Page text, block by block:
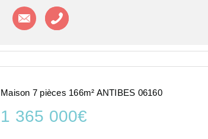
Contacter l'agence
Maison 7 pièces 166m² ANTIBES 06160
1 365 000€